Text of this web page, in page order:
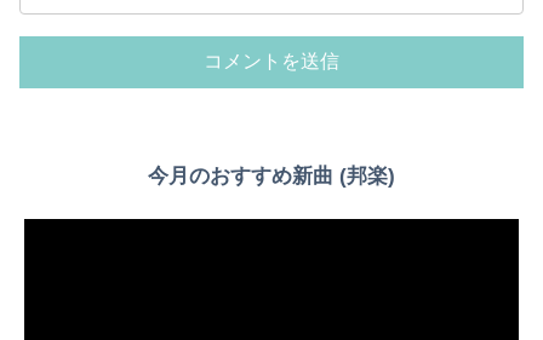
今月のおすすめ新曲 (邦楽)